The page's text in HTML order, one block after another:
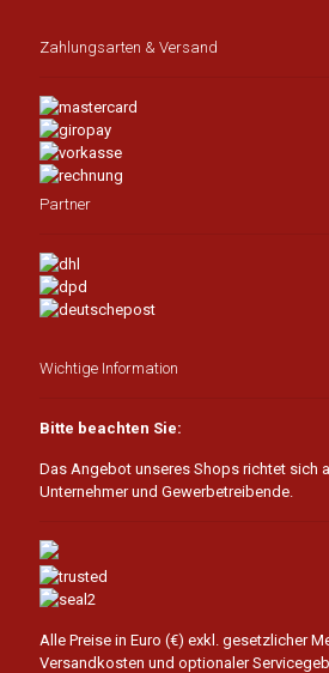
Zahlungsarten & Versand
Partner
Wichtige Information
Bitte beachten Sie:
Das Angebot unseres Shops richtet sich
Unternehmer und Gewerbetreibende.
Alle Preise in Euro (€) exkl. gesetzlicher
Versandkosten und optionaler